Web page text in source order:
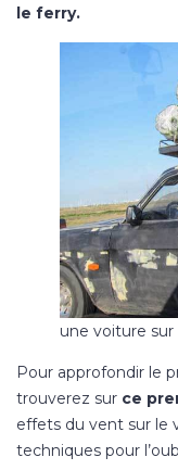
le ferry.
une voiture sur
Pour approfondir le
trouverez sur ce
effets du vent sur le
techniques pour